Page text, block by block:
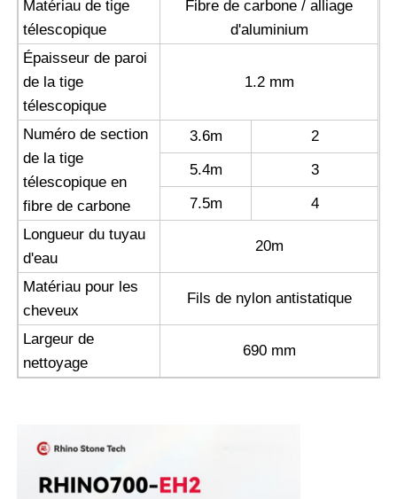
Matériau de tige
télescopique
Fibre de carbone / alliage
d'aluminium
Épaisseur de paroi
de la tige
télescopique
1.2 mm
Numéro de section
de la tige
télescopique en
fibre de carbone
3.6m
2
5.4m
3
7.5m
4
Longueur du tuyau
d'eau
20m
Matériau pour les
cheveux
Fils de nylon antistatique
Largeur de
nettoyage
690 mm